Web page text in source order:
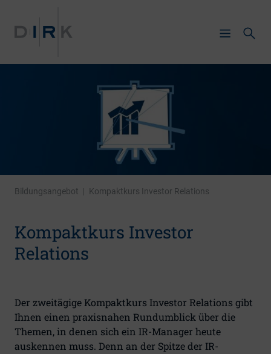
Bildungsangebot | Kompaktkurs Investor Relations
Kompaktkurs Investor
Relations
Der zweitägige Kompaktkurs Investor Relations gibt
Ihnen einen praxisnahen Rundumblick über die
Themen, in denen sich ein IR-Manager heute
auskennen muss. Denn an der Spitze der IR-